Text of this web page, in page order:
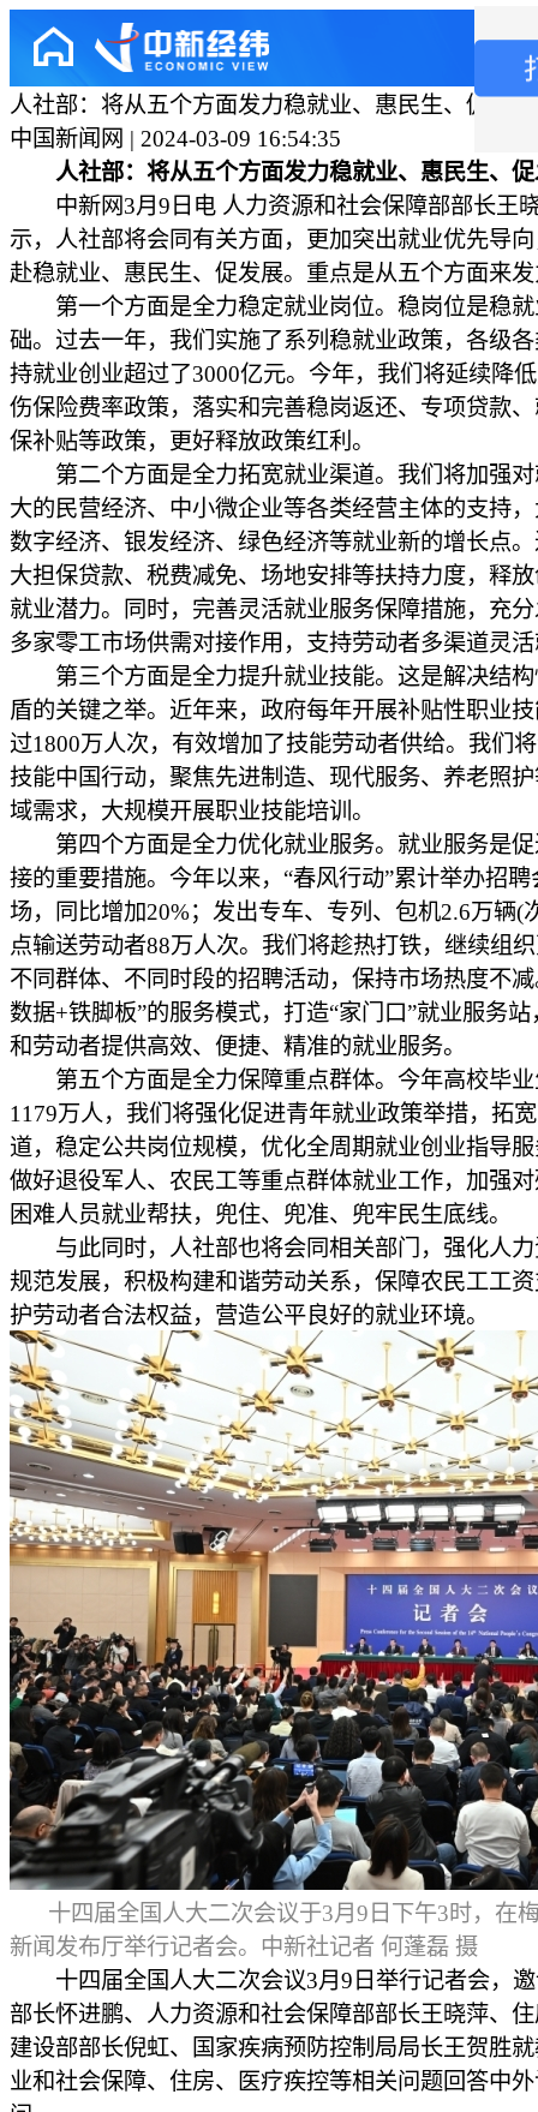
人社部：将从五个方面发力稳就业、惠民生、促发展
中国新闻网 | 2024-03-09 16:54:35
人社部：将从五个方面发力稳就业、惠民生、
中新网3月9日电 人力资源和社会保障部部长王
示，人社部将会同有关方面，更加突出就业优先导
赴稳就业、惠民生、促发展。重点是从五个方面来
第一个方面是全力稳定就业岗位。稳岗位是稳就
础。过去一年，我们实施了系列稳就业政策，各级
持就业创业超过了3000亿元。今年，我们将延续降
伤保险费率政策，落实和完善稳岗返还、专项贷款
保补贴等政策，更好释放政策红利。
第二个方面是全力拓宽就业渠道。我们将加强对
大的民营经济、中小微企业等各类经营主体的支持
数字经济、银发经济、绿色经济等就业新的增长点
大担保贷款、税费减免、场地安排等扶持力度，释
就业潜力。同时，完善灵活就业服务保障措施，充
多家零工市场供需对接作用，支持劳动者多渠道灵
第三个方面是全力提升就业技能。这是解决结构
盾的关键之举。近年来，政府每年开展补贴性职业
过1800万人次，有效增加了技能劳动者供给。我们
技能中国行动，聚焦先进制造、现代服务、养老照
域需求，大规模开展职业技能培训。
第四个方面是全力优化就业服务。就业服务是促
接的重要措施。今年以来，“春风行动”累计举办招聘
场，同比增加20%；发出专车、专列、包机2.6万辆(
点输送劳动者88万人次。我们将趁热打铁，继续组
不同群体、不同时段的招聘活动，保持市场热度不
数据+铁脚板”的服务模式，打造“家门口”就业服务
和劳动者提供高效、便捷、精准的就业服务。
第五个方面是全力保障重点群体。今年高校毕业
1179万人，我们将强化促进青年就业政策举措，拓
道，稳定公共岗位规模，优化全周期就业创业指导
做好退役军人、农民工等重点群体就业工作，加强
困难人员就业帮扶，兜住、兜准、兜牢民生底线。
与此同时，人社部也将会同相关部门，强化人力
规范发展，积极构建和谐劳动关系，保障农民工工
护劳动者合法权益，营造公平良好的就业环境。
十四届全国人大二次会议于3月9日下午3时，在
新闻发布厅举行记者会。中新社记者 何蓬磊 摄
十四届全国人大二次会议3月9日举行记者会，邀
部长怀进鹏、人力资源和社会保障部部长王晓萍、
建设部部长倪虹、国家疾病预防控制局局长王贺胜
业和社会保障、住房、医疗疾控等相关问题回答中